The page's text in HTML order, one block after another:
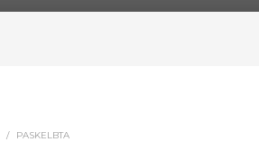
/ PASKELBTA